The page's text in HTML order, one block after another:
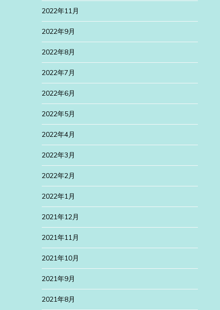
2022年11月
2022年9月
2022年8月
2022年7月
2022年6月
2022年5月
2022年4月
2022年3月
2022年2月
2022年1月
2021年12月
2021年11月
2021年10月
2021年9月
2021年8月